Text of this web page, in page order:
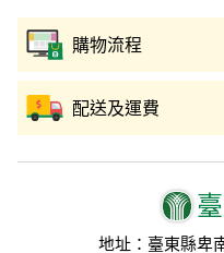
地址：臺東縣卑
購物流程
配送及運費